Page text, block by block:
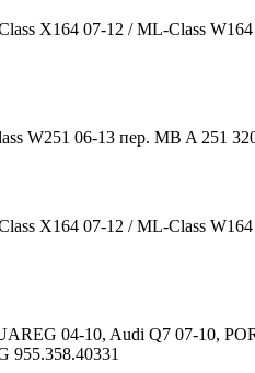
X164 07-12 / ML-Class
W251 06-13 пер. MB A 251
X164 07-12 / ML-Class
04-10, Audi Q7 07-10,
955.358.40331